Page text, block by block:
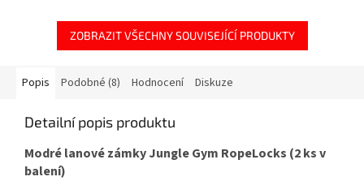
ZOBRAZIT VŠECHNY SOUVISEJÍCÍ PRODUKTY
Popis Podobné (8) Hodnocení Diskuze
Detailní popis produktu
Modré lanové zámky Jungle Gym RopeLocks (2 ks v
balení)